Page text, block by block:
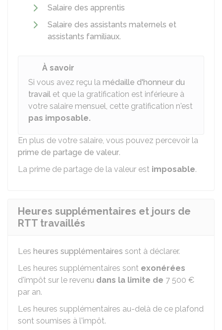
Salaire des apprentis
Salaire des assistants maternels et
assistants familiaux.
À savoir
Si vous avez reçu la médaille d'honneur du
travail et que la gratification est inférieure à
votre salaire mensuel, cette gratification n'est
pas imposable.
En plus de votre salaire, vous pouvez percevoir la
prime de partage de valeur.
La prime de partage de la valeur est imposable.
Heures supplémentaires et jours de
RTT travaillés
Les heures supplémentaires sont à déclarer.
Les heures supplémentaires sont exonérées
d'impôt sur le revenu dans la limite de 7 500 €
par an.
Les heures supplémentaires au-delà de ce plafond
sont soumises à l'impôt.